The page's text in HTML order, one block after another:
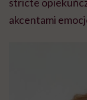
akcentami